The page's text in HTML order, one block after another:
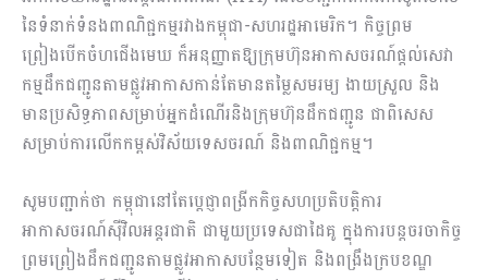
នៃទំនាក់ទំនងពាណិជ្ជកម្មរវាងកម្ពុជា-សហរដ្ឋអាមេរិក។ កិច្ចព្រម
ព្រៀងបើកចំហជើងមេឃ ក៏អនុញ្ញាតឱ្យក្រុមហ៊ុនអាកាសចរណ៍ផ្តល់សេវា
កម្មដឹកជញ្ជូនតាមផ្លូវអាកាសកាន់តែមានតម្លៃសមរម្យ ងាយស្រួល និង
មានប្រសិទ្ធភាពសម្រាប់អ្នកដំណើរនិងក្រុមហ៊ុនដឹកជញ្ជូន ជាពិសេស
សម្រាប់ការលើកកម្ពស់វិស័យទេសចរណ៍ និងពាណិជ្ជកម្ម។
សូមបញ្ជាក់ថា កម្ពុជានៅតែប្តេជ្ញាពង្រីកកិច្ចសហប្រតិបត្តិការ
អាកាសចរណ៍ស៊ីវិលអន្តរជាតិ ជាមួយប្រទេសជាដៃគូ ក្នុងការបន្តចរចាកិច្ច
ព្រមព្រៀងដឹកជញ្ជូនតាមផ្លូវអាកាសបន្ថែមទៀត និងពង្រឹងក្របខណ្ឌ